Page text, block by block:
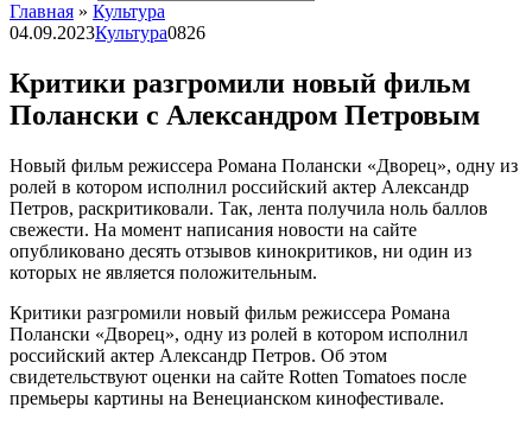
Главная » Культура
04.09.2023Культура0826
Критики разгромили новый фильм
Полански с Александром Петровым
Новый фильм режиссера Романа Полански «Дворец», одну из
ролей в котором исполнил российский актер Александр
Петров, раскритиковали. Так, лента получила ноль баллов
свежести. На момент написания новости на сайте
опубликовано десять отзывов кинокритиков, ни один из
которых не является положительным.
Критики разгромили новый фильм режиссера Романа
Полански «Дворец», одну из ролей в котором исполнил
российский актер Александр Петров. Об этом
свидетельствуют оценки на сайте Rotten Tomatoes после
премьеры картины на Венецианском кинофестивале.